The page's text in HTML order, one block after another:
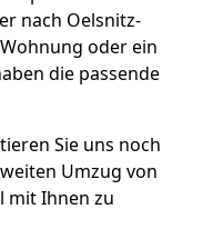
nach Oelsnitz-
oder ein
die passende
Sie uns noch
Umzug von
mit Ihnen zu